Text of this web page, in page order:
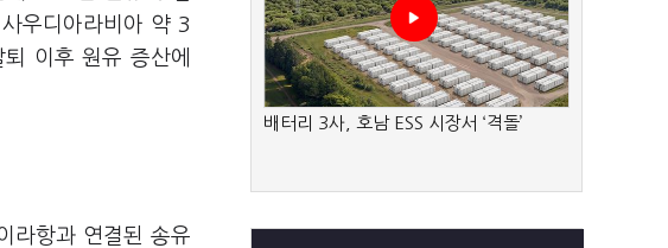
우디아라비아 약 3
이후 원유 증산에
라항과 연결된 송유
배터리 3사, 호남 ESS 시장서 ‘격돌’